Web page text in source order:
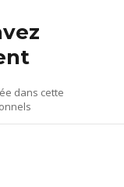
dans cette